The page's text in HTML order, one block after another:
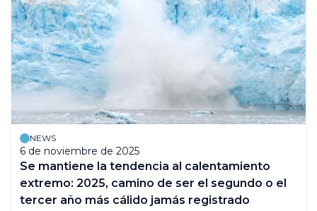
NEWS
6 de noviembre de 2025
Se mantiene la tendencia al calentamiento
extremo: 2025, camino de ser el segundo o el
tercer año más cálido jamás registrado